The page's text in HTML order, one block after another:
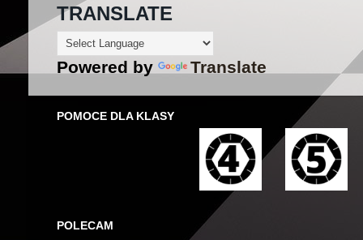
TRANSLATE
Powered by Translate
POMOCE DLA KLASY
POLECAM